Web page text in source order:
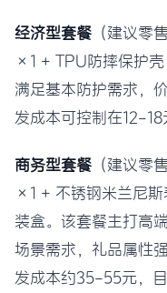
经济型套餐 （建议零
×1 + TPU防摔保护
满足基本防护需求，
发成本可控制在12-
商务型套餐 （建议
×1 + 不锈钢米兰尼
装盒。该套餐主打高
场景需求，礼品属性
发成本约35-55元，